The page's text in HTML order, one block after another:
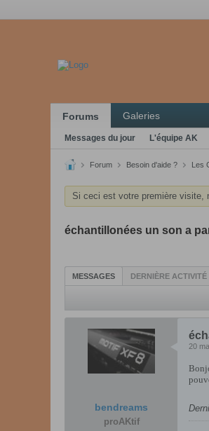
Forums Galeries
Messages du jour L'équipe AK
Forum Besoin d'aide ? Les
Si ceci est votre première visite,
échantillonées un son a
MESSAGES DERNIÈRE ACTIVITÉ
bendreams
proAKtif
20